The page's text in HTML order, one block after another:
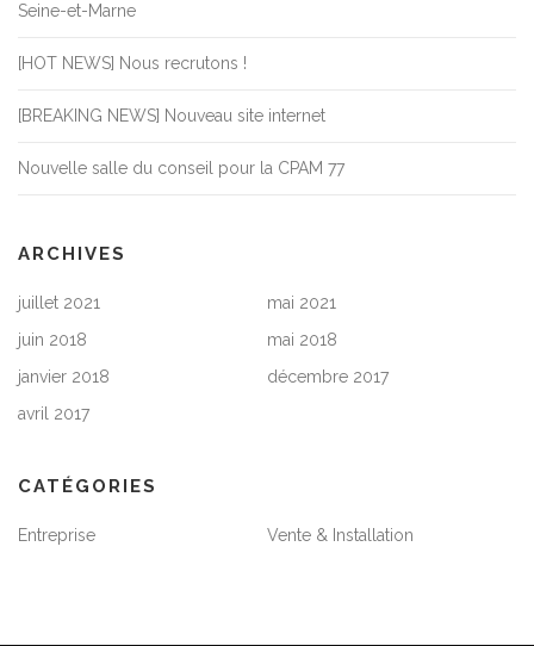
Seine-et-Marne
[HOT NEWS] Nous recrutons !
[BREAKING NEWS] Nouveau site internet
Nouvelle salle du conseil pour la CPAM 77
ARCHIVES
juillet 2021
mai 2021
juin 2018
mai 2018
janvier 2018
décembre 2017
avril 2017
CATÉGORIES
Entreprise Vente & Installation